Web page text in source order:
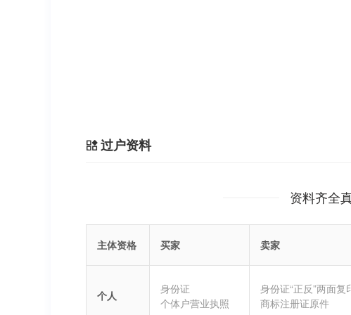
过户资料
资料齐全
主体资格 买家 卖家
个人
身份证
个体户营业执照
身份证“正反”两面复
商标注册证原件